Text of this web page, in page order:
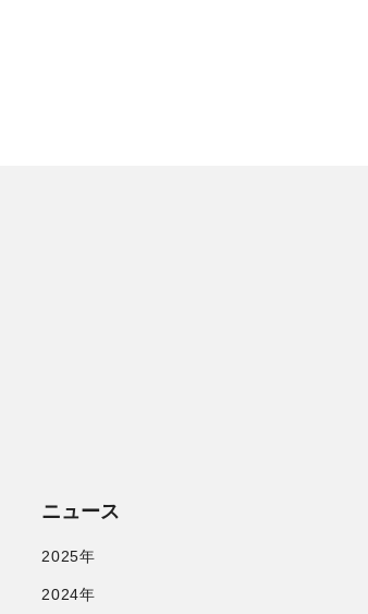
ニュース
2025年
2024年